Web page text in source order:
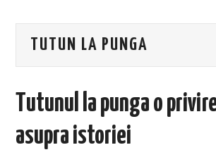
CONTACT
TUTUN LA PUNGA
Tutunul la punga o
asupra istoriei